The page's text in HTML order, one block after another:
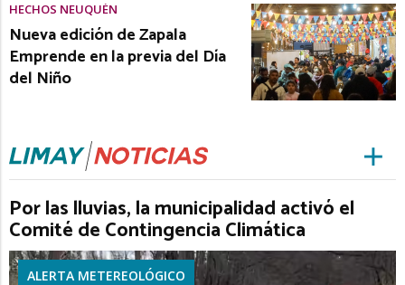
HECHOS NEUQUÉN
Nueva edición de Zapala
Emprende en la previa del Día
del Niño
Por las lluvias, la municipalidad activó el
Comité de Contingencia Climática
ALERTA METEREOLÓGICO